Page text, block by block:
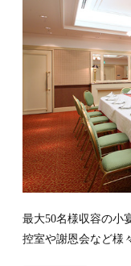
最大50名様収容の小
控室や謝恩会など様